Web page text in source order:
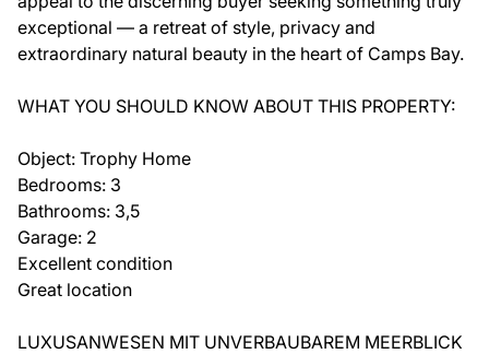
exceptional — a retreat of style, privacy and
extraordinary natural beauty in the heart of Camps Bay.
WHAT YOU SHOULD KNOW ABOUT THIS PROPERTY:
Object: Trophy Home
Bedrooms: 3
Bathrooms: 3,5
Garage: 2
Excellent condition
Great location
LUXUSANWESEN MIT UNVERBAUBAREM MEERBLICK